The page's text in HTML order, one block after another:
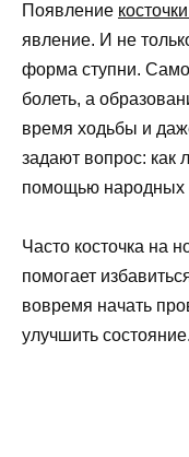
Появление
явление. И не
форма ступни.
болеть, а
время ходьбы и
задают вопрос: как
помощью народных
Часто косточка на
помогает
вовремя начать
улучшить состояние.